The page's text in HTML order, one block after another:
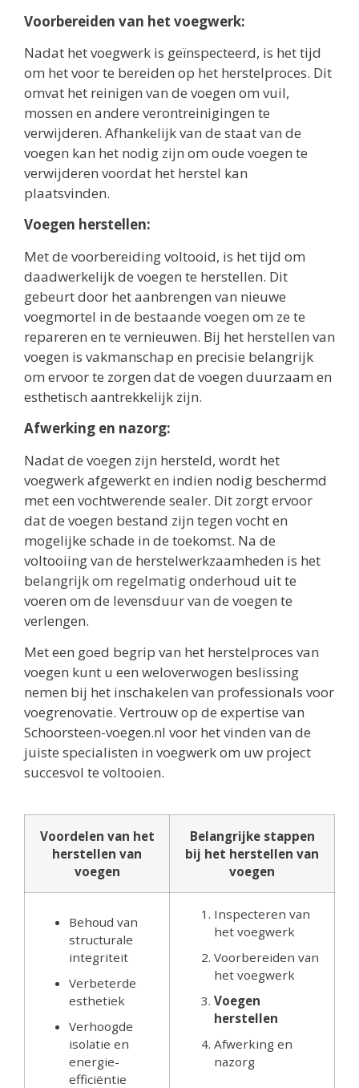
Voorbereiden van het voegwerk:
Nadat het voegwerk is geïnspecteerd, is het tijd
om het voor te bereiden op het herstelproces. Dit
omvat het reinigen van de voegen om vuil,
mossen en andere verontreinigingen te
verwijderen. Afhankelijk van de staat van de
voegen kan het nodig zijn om oude voegen te
verwijderen voordat het herstel kan
plaatsvinden.
Voegen herstellen:
Met de voorbereiding voltooid, is het tijd om
daadwerkelijk de voegen te herstellen. Dit
gebeurt door het aanbrengen van nieuwe
voegmortel in de bestaande voegen om ze te
repareren en te vernieuwen. Bij het herstellen van
voegen is vakmanschap en precisie belangrijk
om ervoor te zorgen dat de voegen duurzaam en
esthetisch aantrekkelijk zijn.
Afwerking en nazorg:
Nadat de voegen zijn hersteld, wordt het
voegwerk afgewerkt en indien nodig beschermd
met een vochtwerende sealer. Dit zorgt ervoor
dat de voegen bestand zijn tegen vocht en
mogelijke schade in de toekomst. Na de
voltooiing van de herstelwerkzaamheden is het
belangrijk om regelmatig onderhoud uit te
voeren om de levensduur van de voegen te
verlengen.
Met een goed begrip van het herstelproces van
voegen kunt u een weloverwogen beslissing
nemen bij het inschakelen van professionals voor
voegrenovatie. Vertrouw op de expertise van
Schoorsteen-voegen.nl voor het vinden van de
juiste specialisten in voegwerk om uw project
succesvol te voltooien.
Voordelen van het
herstellen van
voegen
Belangrijke stappen
bij het herstellen van
voegen
Behoud van
structurale
integriteit
Verbeterde
esthetiek
Verhoogde
isolatie en
energie-
efficiëntie
Inspecteren van
het voegwerk
Voorbereiden van
het voegwerk
Voegen
herstellen
Afwerking en
nazorg